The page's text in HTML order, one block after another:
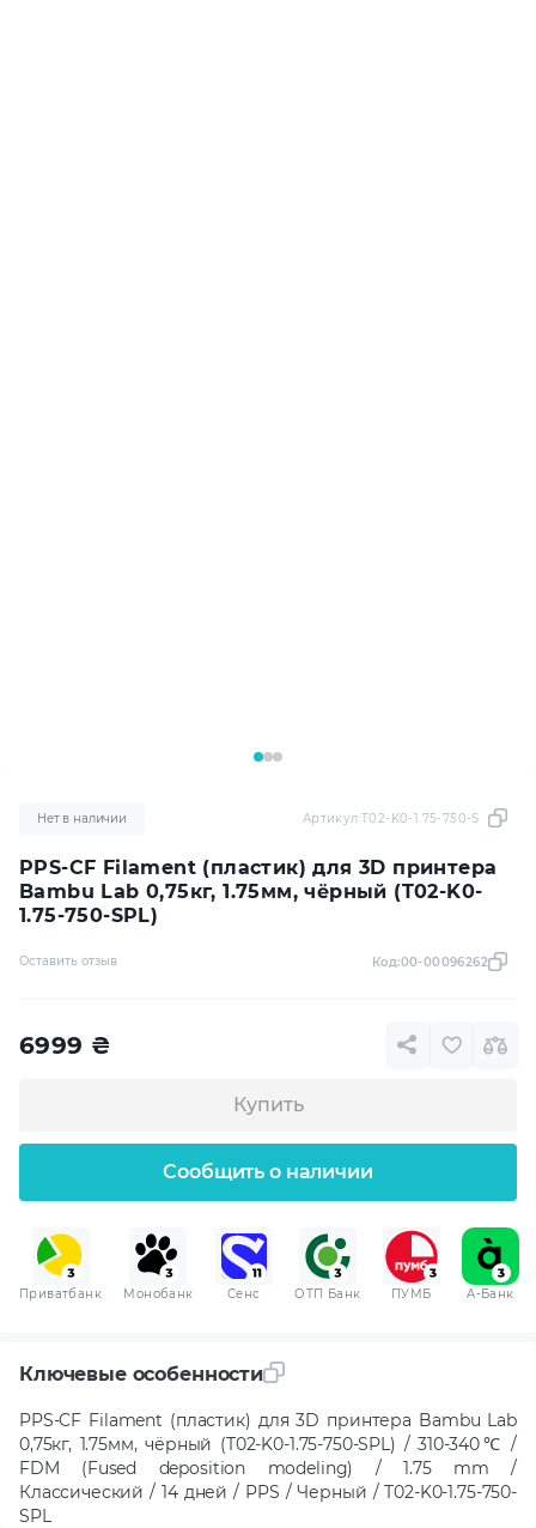
PPS-CF Filament (пластик) для 3D принтера
Bambu Lab 0,75кг, 1.75мм, чёрный (T02-K0-
1.75-750-SPL)
Нет в наличии Артикул:T02-K0-1.75-750-SPL
Оставить отзыв Код:00-00096262
6999 ₴
Купить
Сообщить о наличии
Приватбанк Монобанк Сенс ОТП Банк ПУМБ A-Банк
Ключевые особенности
PPS-CF Filament (пластик) для 3D принтера Bambu Lab
0,75кг, 1.75мм, чёрный (T02-K0-1.75-750-SPL) / 310-340℃ /
FDM (Fused deposition modeling) / 1.75 mm /
Классический / 14 дней / PPS / Черный / T02-K0-1.75-750-
SPL